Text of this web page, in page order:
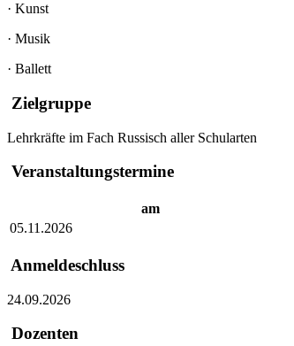
· Kunst
· Musik
· Ballett
Zielgruppe
Lehrkräfte im Fach Russisch aller Schularten
Veranstaltungstermine
am
05.11.2026
Anmeldeschluss
24.09.2026
Dozenten